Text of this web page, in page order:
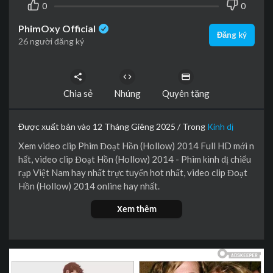
0 0
PhimOxy Official
26 người đăng ký
Đăng ký
Chia sẻ Nhúng Quyên tặng
Được xuất bản vào 12 Tháng Giêng 2025 / Trong Kinh dị
Xem video clip Phim Đoạt Hồn (Hollow) 2014 Full HD mới n
hất, video clip Đoạt Hồn (Hollow) 2014 - Phim kinh dị chiếu
rạp Việt Nam hay nhất trực tuyến hot nhất, video clip Đoạt
Hồn (Hollow) 2014 online hay nhất.
Chuyện xảy ra tại Châu Đốc, miền Nam Việt Nam, khoảng 27
t tượng đền thờ, nhảy từ một cây cầu xuống sông Hậu. Cùng
ngày, Chi (Nguyễn Hồng Ân), 18 tuổi, tính tình hơi nổi loạn, t
Xem thêm